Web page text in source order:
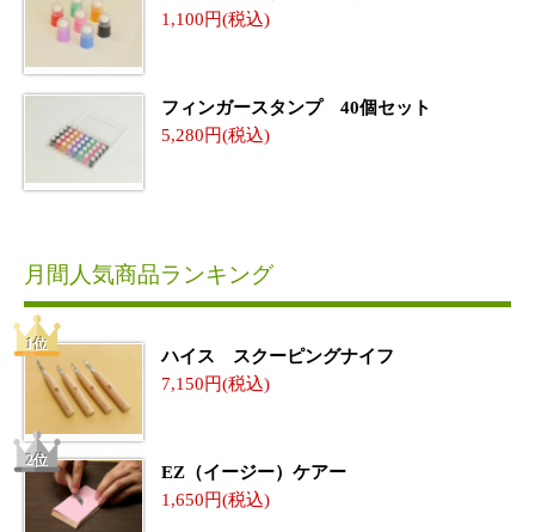
1,100
フィンガースタンプ 40個セット
5,280
月間人気商品ランキング
ハイス スクーピングナイフ
7,150
EZ（イージー）ケアー
1,650